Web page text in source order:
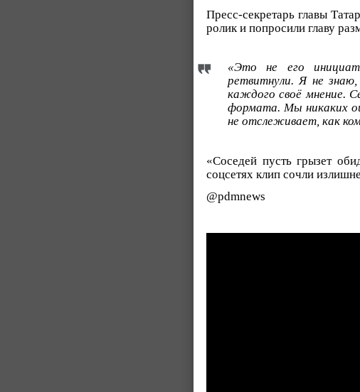
Пресс-секретарь главы
ролик и попросили главу
«Это не его
ретвитнули. Я не
каждого своё мнение.
формата. Мы никаких
не отслеживает, как
«Соседей пусть грызет
соцсетях клип сочли
@pdmnews